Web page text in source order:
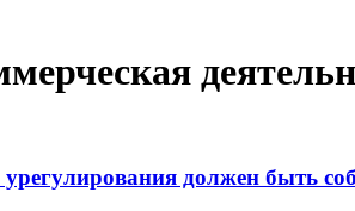
должен быть